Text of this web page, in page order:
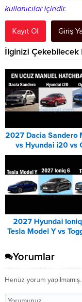
kullanıcılar içindir.
Kayıt Ol Giriş
İlginizi Çekebilecek
2027 Dacia Sandero
vs Hyundai i20 vs
Corsa
2027 Hyundai
Tesla Model Y vs
Yorumlar
Henüz yorum yapılmamış.